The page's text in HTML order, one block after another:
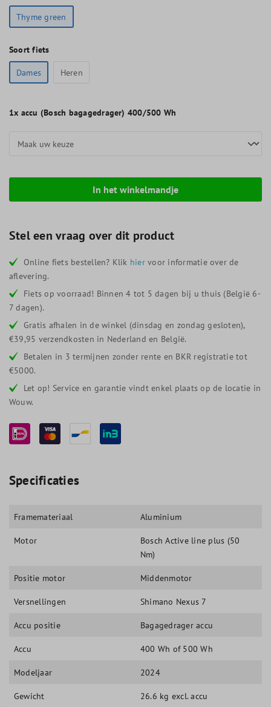
Thyme green
Soort fiets
Dames
Heren
1x accu (Bosch bagagedrager) 400/500 Wh
In het winkelmandje
Stel een vraag over dit product
Online fiets bestellen? Klik hiervoor informatie over de
aflevering.
Fiets op voorraad! Binnen 4 tot 5 dagen bij u thuis (België 6-
7 dagen).
Gratis afhalen in de winkel (dinsdag en zondag gesloten),
€39,95 verzendkosten in Nederland en België.
Betalen in 3 termijnen zonder rente en BKR registratie tot
€5000.
Let op! Service en garantie vindt enkel plaats op de locatie in
Wouw.
Specificaties
Framemateriaal Aluminium
Motor
Bosch Active line plus (50
Nm)
Positie motor Middenmotor
Versnellingen Shimano Nexus 7
Accu positie Bagagedrager accu
Accu 400 Wh of 500 Wh
Modeljaar 2024
Gewicht 26.6 kg excl. accu